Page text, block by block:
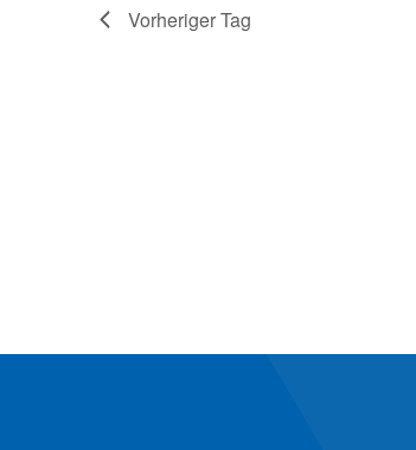
Vorheriger Tag